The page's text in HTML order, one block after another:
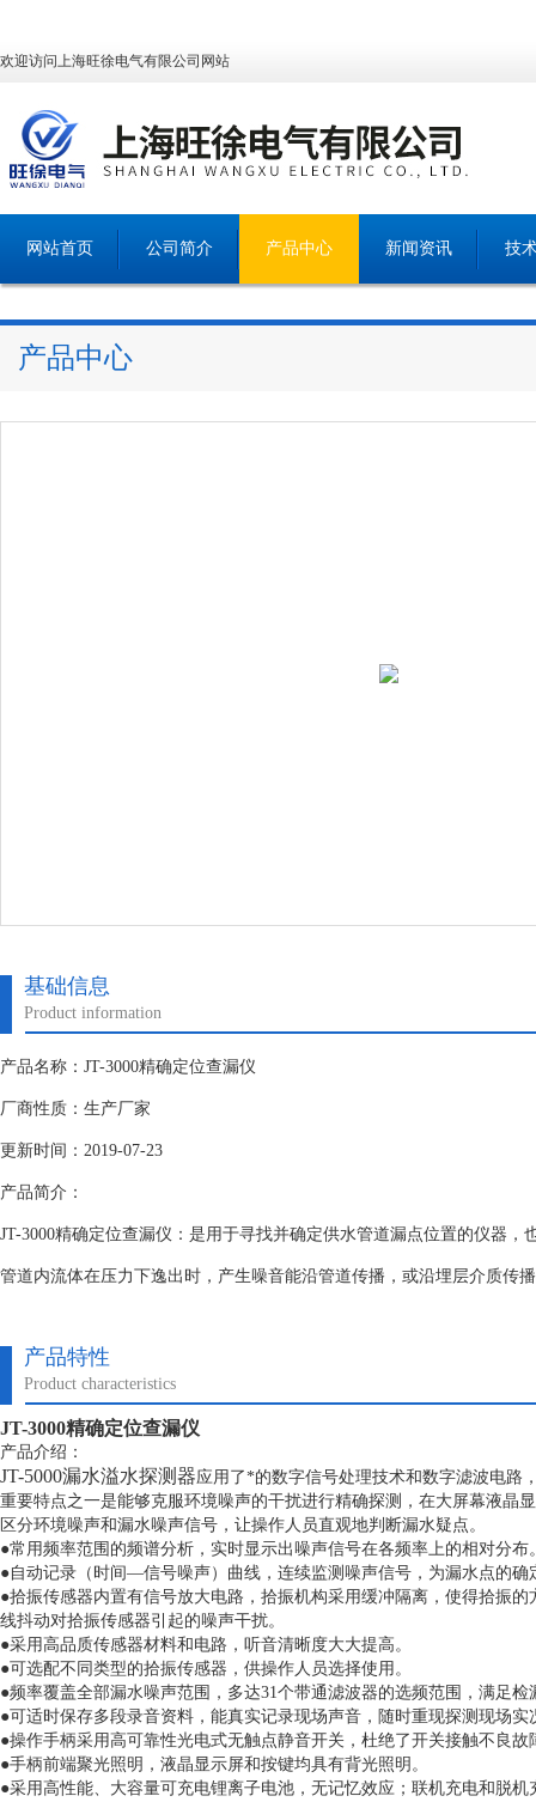
欢迎访问上海旺徐电气有限公司网站
网站首页 公司简介 产品中心 新闻资讯 技
产品中心
基础信息
Product information
产品名称：JT-3000精确定位查漏仪
厂商性质：生产厂家
更新时间：2019-07-23
产品简介：
JT-3000精确定位查漏仪：是用于寻找并确定供水管道漏点位置的仪器，
管道内流体在压力下逸出时，产生噪音能沿管道传播，或沿埋层介质传
产品特性
Product characteristics
JT-3000精确定位查漏仪
产品介绍：
JT-5000漏水溢水探测器应用了*的数字信号处理技术和数字滤波电路
重要特点之一是能够克服环境噪声的干扰进行精确探测，在大屏幕液晶
区分环境噪声和漏水噪声信号，让操作人员直观地判断漏水疑点。
●常用频率范围的频谱分析，实时显示出噪声信号在各频率上的相对分布
●自动记录（时间—信号噪声）曲线，连续监测噪声信号，为漏水点的确
●拾振传感器内置有信号放大电路，拾振机构采用缓冲隔离，使得拾振
线抖动对拾振传感器引起的噪声干扰。
●采用高品质传感器材料和电路，听音清晰度大大提高。
●可选配不同类型的拾振传感器，供操作人员选择使用。
●频率覆盖全部漏水噪声范围，多达31个带通滤波器的选频范围，满足
●可适时保存多段录音资料，能真实记录现场声音，随时重现探测现场实
●操作手柄采用高可靠性光电式无触点静音开关，杜绝了开关接触不良故
●手柄前端聚光照明，液晶显示屏和按键均具有背光照明。
●采用高性能、大容量可充电锂离子电池，无记忆效应；联机充电和脱